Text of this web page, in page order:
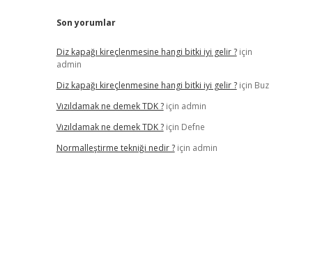
Son yorumlar
Diz kapağı kireçlenmesine hangi bitki iyi gelir ?için
admin
Diz kapağı kireçlenmesine hangi bitki iyi gelir ?için Buz
Vızıldamak ne demek TDK ?için admin
Vızıldamak ne demek TDK ?için Defne
Normalleştirme tekniği nedir ?için admin